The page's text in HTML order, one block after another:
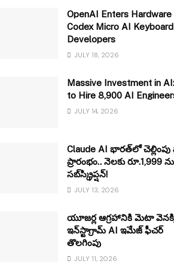
OpenAI Enters Hardware
Codex Micro AI
Developers
JULY 18, 2026
Massive Investment in
to Hire 8,900 AI
JULY 14, 2026
Claude AI భారత్‌లో చెల్లింపు
ప్రారంభం.. నెలకు రూ.1,999
సబ్‌స్క్రిప్షన్!
JULY 13, 2026
యూజర్ల ఆగ్రహానికి మెటా
ఇన్‌స్టాగ్రామ్ AI ఇమేజ్ ఫీచర్
తొలగింపు
JULY 11, 2026